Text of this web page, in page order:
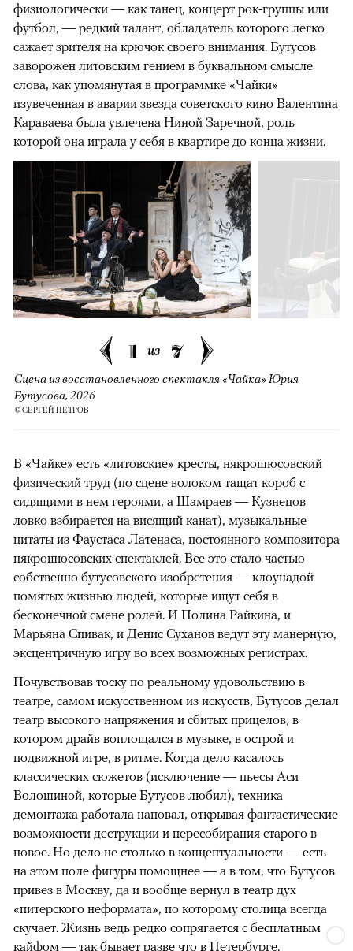
физиологически — как танец, концерт рок-группы или
футбол, — редкий талант, обладатель которого легко
сажает зрителя на крючок своего внимания. Бутусов
заворожен литовским гением в буквальном смысле
слова, как упомянутая в программке «Чайки»
изувеченная в аварии звезда советского кино Валентина
Караваева была увлечена Ниной Заречной, роль
которой она играла у себя в квартире до конца жизни.
1 из 7
Сцена из восстановленного спектакля «Чайка» Юрия
Бутусова, 2026
© СЕРГЕЙ ПЕТРОВ
В «Чайке» есть «литовские» кресты, някрошюсовский
физический труд (по сцене волоком тащат короб с
сидящими в нем героями, а Шамраев — Кузнецов
ловко взбирается на висящий канат), музыкальные
цитаты из Фаустаса Латенаса, постоянного композитора
някрошюсовских спектаклей. Все это стало частью
собственно бутусовского изобретения — клоунадой
помятых жизнью людей, которые ищут себя в
бесконечной смене ролей. И Полина Райкина, и
Марьяна Спивак, и Денис Суханов ведут эту манерную,
эксцентричную игру во всех возможных регистрах.
Почувствовав тоску по реальному удовольствию в
театре, самом искусственном из искусств, Бутусов делал
театр высокого напряжения и сбитых прицелов, в
котором драйв воплощался в музыке, в острой и
подвижной игре, в ритме. Когда дело касалось
классических сюжетов (исключение — пьесы Аси
Волошиной, которые Бутусов любил), техника
демонтажа работала наповал, открывая фантастические
возможности деструкции и пересобирания старого в
новое. Но дело не столько в концептуальности — есть
на этом поле фигуры помощнее — а в том, что Бутусов
привез в Москву, да и вообще вернул в театр дух
«питерского неформата», по которому столица всегда
скучает. Жизнь ведь редко сопрягается с бесплатным
кайфом — так бывает разве что в Петербурге.